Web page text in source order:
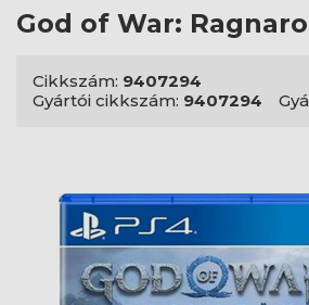
God of War:
Cikkszám: 9407294
Gyártói cikkszám: 9407294